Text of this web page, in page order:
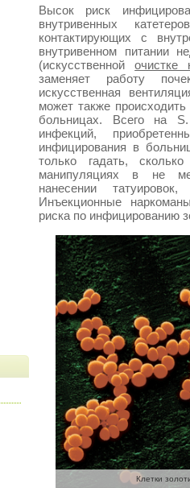
Высок риск
внутривенных
контактирующих с
внутривенном питании
(искусственнойочистке
заменяет работу
искусственная
может также
больницах. Всего на
инфекций,
инфицирования в
только гадать,
манипуляциях в не
нанесении
Инъекционные
риска по инфицированию
Клетки